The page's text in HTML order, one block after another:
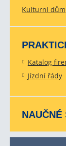
Kulturní dům
Katalog
Jízdní řády
NAUČNÉ